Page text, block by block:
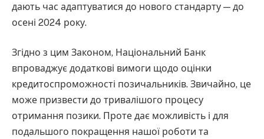
дають час адаптуватися до нового стандарту — до
осені 2024 року.
Згідно з цим Законом, Національний Банк
впроваджує додаткові вимоги щодо оцінки
кредитоспроможності позичальників. Звичайно, це
може призвести до тривалішого процесу
отримання позики. Проте дає можливість і для
подальшого покращення нашої роботи та